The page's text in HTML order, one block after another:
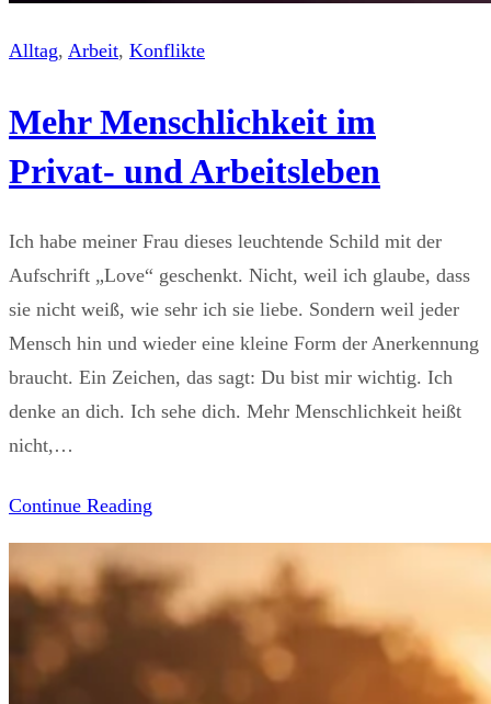
Alltag, Arbeit, Konflikte
Mehr Menschlichkeit im
Privat- und Arbeitsleben
Ich habe meiner Frau dieses leuchtende Schild mit der
Aufschrift „Love“ geschenkt. Nicht, weil ich glaube, dass
sie nicht weiß, wie sehr ich sie liebe. Sondern weil jeder
Mensch hin und wieder eine kleine Form der Anerkennung
braucht. Ein Zeichen, das sagt: Du bist mir wichtig. Ich
denke an dich. Ich sehe dich. Mehr Menschlichkeit heißt
nicht,…
Continue Reading